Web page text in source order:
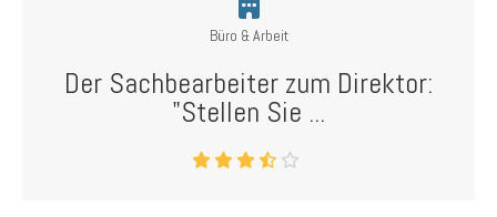
Büro & Arbeit
Der Sachbearbeiter zum Direktor:
"Stellen Sie ...